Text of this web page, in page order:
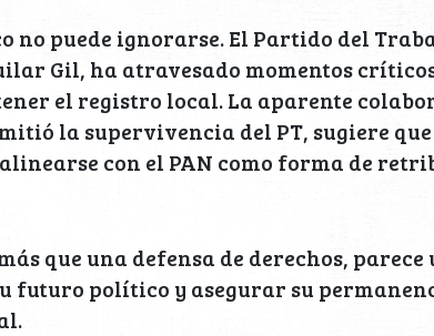
no puede ignorarse. El Partido del
Gil, ha atravesado momentos
el registro local. La aparente
la supervivencia del PT, sugiere
con el PAN como forma de
que una defensa de derechos,
futuro político y asegurar su